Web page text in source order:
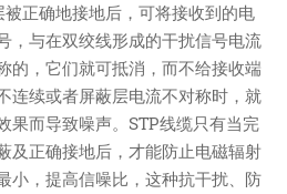
正确地接地后，可将接收到的电
，与在双绞线形成的干扰信号电流
的，它们就可抵消，而不给接收端
连续或者屏蔽层电流不对称时，就
果而导致噪声。STP线缆只有当完
及正确接地后，才能防止电磁辐射
小，提高信噪比，这种抗干扰、防